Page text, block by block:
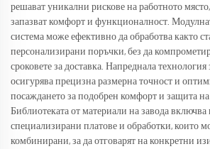
решават уникални рискове на работното
запазват комфорт и функционалност.
система може ефективно да обработва както
персонализирани поръчки, без да
сроковете за доставка. Напреднала технология
осигурява прецизна размерна точност и
посаждането за подобрен комфорт и защита на
Библиотеката от материали на завода
специализирани платове и обработки, които
комбинирани, за да отговарят на конкретни